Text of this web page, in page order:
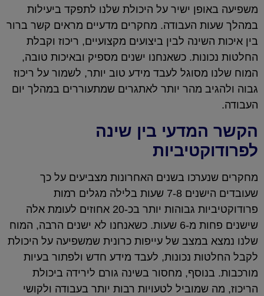
משפיעה באופן ישיר על היכולת שלנו לתפקד ביעילות
במהלך שעות העבודה. מחקרים מדעיים מראים קשר ברור
בין איכות השינה לבין ביצועים מקצועיים, ריכוז וקבלת
החלטות נכונות. כשאנחנו ישנים מספיק ובאיכות טובה,
המוח שלנו מסוגל לעבד מידע טוב יותר, לשמור על ריכוז
גבוה ולהגיב מהר יותר לאתגרים שמתעוררים במהלך יום
העבודה.
הקשר המדעי בין שינה
לפרודוקטיביות
מחקרים שנערכו בשנים האחרונות מצביעים על כך
שעובדים הישנים 7-8 שעות בלילה מגלים רמות
פרודוקטיביות גבוהות יותר בכ-20 אחוזים לעומת אלה
שישנים פחות מ-6 שעות. כשאנחנו לא ישנים הרבה, המוח
שלנו נמצא במצב של עייפות כרונית שמשפיעה על היכולת
לקבל החלטות נכונות, לעבד מידע חדש ולפתור בעיות
מורכבות. בנוסף, מחסור בשינה גורם לירידה ביכולת
הריכוז, מה שמוביל לטעויות רבות יותר בעבודה ולקושי